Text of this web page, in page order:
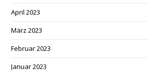
April 2023
März 2023
Februar 2023
Januar 2023